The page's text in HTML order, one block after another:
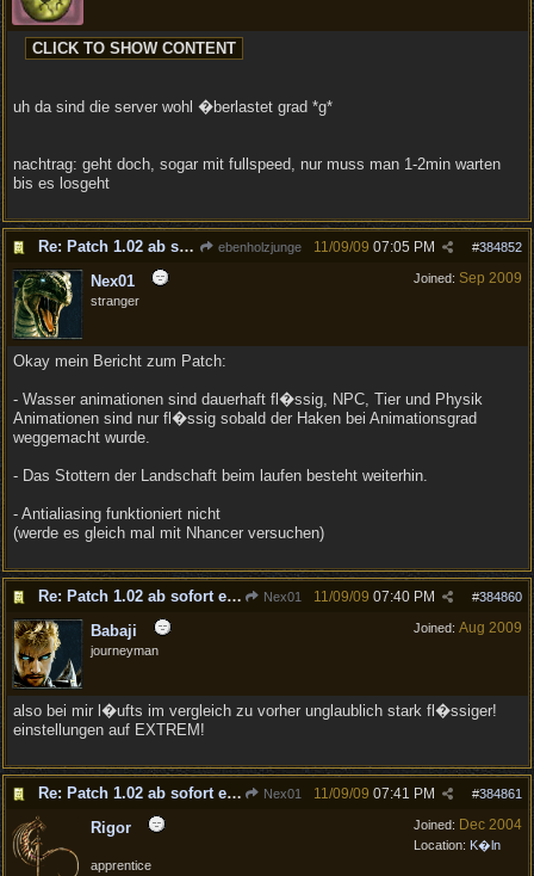
uh da sind die server wohl �berlastet grad *g*
nachtrag: geht doch, sogar mit fullspeed, nur muss man 1-2min warten
bis es losgeht
Re: Patch 1.02 ab sofort erh�ltlich! ebenholzjunge #384852
11/09/09 07:05 PM
Joined: Sep 2009
Nex01
stranger
Okay mein Bericht zum Patch:
- Wasser animationen sind dauerhaft fl�ssig, NPC, Tier und Physik
Animationen sind nur fl�ssig sobald der Haken bei Animationsgrad
weggemacht wurde.
- Das Stottern der Landschaft beim laufen besteht weiterhin.
- Antialiasing funktioniert nicht
(werde es gleich mal mit Nhancer versuchen)
Re: Patch 1.02 ab sofort erh�ltlich! Nex01 #384860
11/09/09 07:40 PM
Joined: Aug 2009
Babaji
journeyman
also bei mir l�ufts im vergleich zu vorher unglaublich stark fl�ssiger!
einstellungen auf EXTREM!
Re: Patch 1.02 ab sofort erh�ltlich! Nex01 #384861
11/09/09 07:41 PM
Joined: Dec 2004
Location: K�ln
Rigor
apprentice